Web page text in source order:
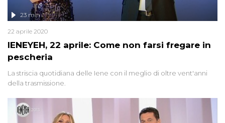
IENEYEH, 22 aprile: Come non farsi fregare in
pescheria
23 min
22 aprile 2020
La striscia quotidiana delle Iene con il meglio di oltre vent'anni
della trasmissione.